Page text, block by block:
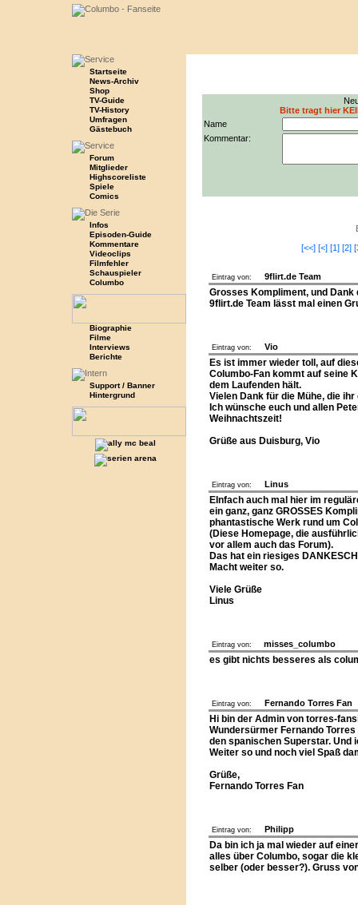
Startseite
News-Archiv
Shop
TV-Guide
TV-History
Umfragen
Gästebuch
Forum
Mitglieder
Highscoreliste
Spiele
Comics
Infos
Episoden-Guide
Kommentare
Videoclips
Filmfehler
Schauspieler
Columbo
Biographie
Filme
Interviews
Berichte
Support / Banner
Hintergrund
Bitte tragt hier
Name
Kommentar:
[<<] [<] [1] [2]
Eintrag von: 9flirt.de Team
Grosses Kompliment, und
9flirt.de Team lässt mal einen
Eintrag von: Vio
Es ist immer wieder toll, auf
Columbo-Fan kommt auf seine
dem Laufenden hält.
Vielen Dank für die Mühe, die
Ich wünsche euch und allen
Weihnachtszeit!
Grüße aus Duisburg, Vio
Eintrag von: Linus
EInfach auch mal hier im
ein ganz, ganz GROSSES
phantastische Werk rund um
(Diese Homepage, die
vor allem auch das Forum).
Das hat ein riesiges
Macht weiter so.
Viele Grüße
Linus
Eintrag von: misses_columbo
es gibt nichts besseres als
Eintrag von: Fernando Torres Fan
Hi bin der Admin von torres-
Wundersürmer Fernando
den spanischen Superstar. Und
Weiter so und noch viel Spaß
Grüße,
Fernando Torres Fan
Eintrag von: Philipp
Da bin ich ja mal wieder auf
alles über Columbo, sogar die
selber (oder besser?). Gruss